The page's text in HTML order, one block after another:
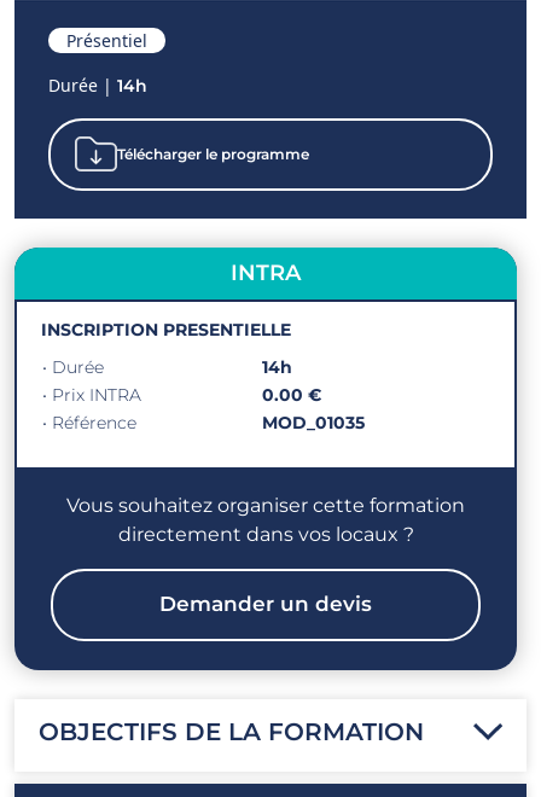
Présentiel
Durée | 14h
Télécharger le programme
INTRA
INSCRIPTION PRESENTIELLE
• Durée
14h
• Prix INTRA
0.00 €
• Référence
MOD_01035
Vous souhaitez organiser cette formation
directement dans vos locaux ?
Demander un devis
OBJECTIFS DE LA FORMATION